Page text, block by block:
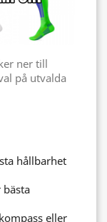
ner till
på utvalda
hållbarhet
bästa
eller